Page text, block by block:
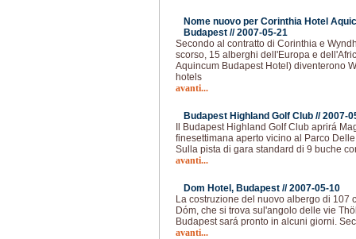
Nome nuovo per Corinthia Hotel
Budapest //2007-05-21
Secondo al contratto di Corinthia e
scorso, 15 alberghi dell'Europa e
Aquincum Budapest Hotel) diventerono
hotels
avanti...
Budapest Highland Golf Club //2007-
Il Budapest Highland Golf Club aprirá
finesettimana aperto vicino al Parco
Sulla pista di gara standard di 9 buche
avanti...
Dom Hotel, Budapest //2007-05-10
La costruzione del nuovo albergo di 107
Dóm, che si trova sul'angolo delle vie
Budapest sará pronto in alcuni giorni.
avanti...